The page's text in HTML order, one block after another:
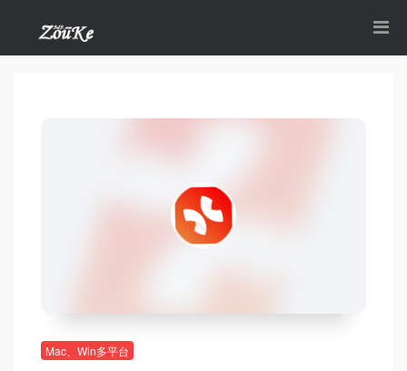
Mac、Win多平台